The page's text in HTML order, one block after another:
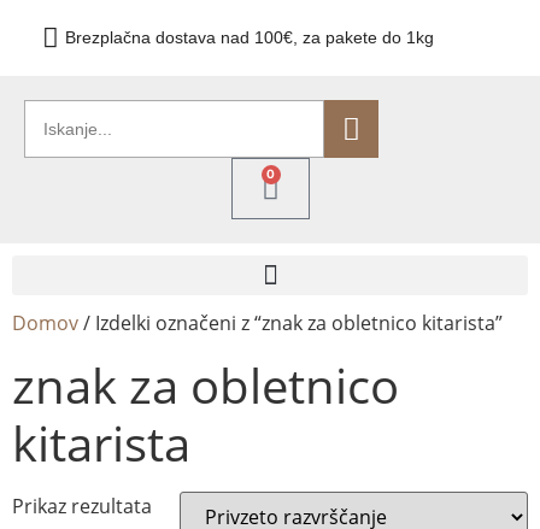
Brezplačna dostava nad 100€, za pakete do 1kg
0
Domov/ Izdelki označeni z “znak za obletnico kitarista”
znak za obletnico
kitarista
Prikaz rezultata